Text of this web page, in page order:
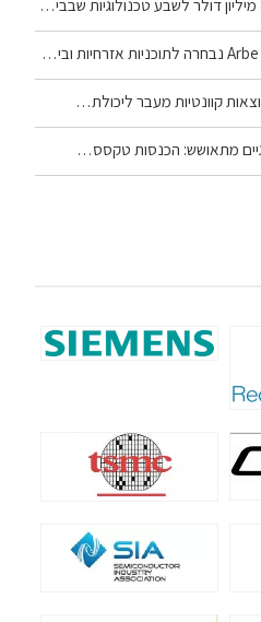
מתאושש: הכנסות טקסס…